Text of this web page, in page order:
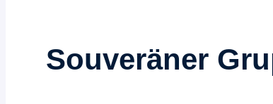
Souveräner